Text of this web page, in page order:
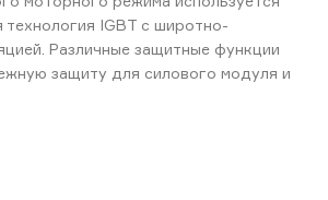
технология IGBT с широтно-
Различные защитные функции
защиту для силового модуля и